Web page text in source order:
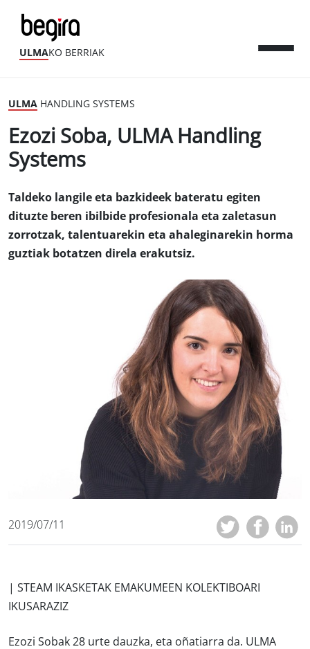
ULMAKO BERRIAK
ULMA HANDLING SYSTEMS
Ezozi Soba, ULMA Handling
Systems
Taldeko langile eta bazkideek bateratu egiten
dituzte beren ibilbide profesionala eta zaletasun
zorrotzak, talentuarekin eta ahaleginarekin horma
guztiak botatzen direla erakutsiz.
2019/07/11
| STEAM IKASKETAK EMAKUMEEN KOLEKTIBOARI
IKUSARAZIZ
Ezozi Sobak 28 urte dauzka, eta oñatiarra da. ULMA